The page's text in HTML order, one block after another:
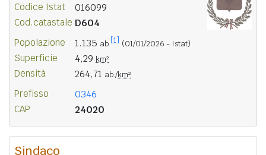
Codice Istat 016099
Cod.catastale D604
Popolazione 1.135 ab. [1] (01/01/2026 - Istat)
Superficie 4,29 km²
Densità 264,71 ab./km²
Prefisso 0346
CAP 24020
Sindaco